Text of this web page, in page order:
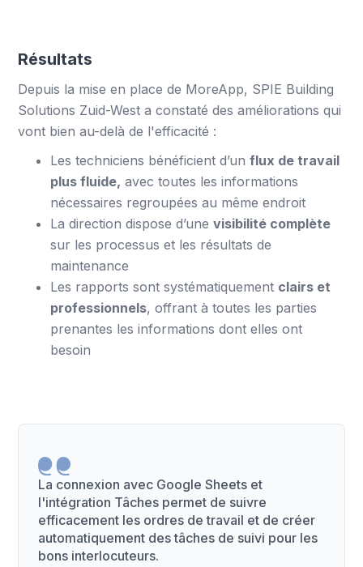
Résultats
Depuis la mise en place de MoreApp, SPIE Building
Solutions Zuid-West a constaté des améliorations qui
vont bien au-delà de l'efficacité :
Les techniciens bénéficient d’unflux de travail
plus fluide, avec toutes les informations
nécessaires regroupées au même endroit
La direction dispose d’unevisibilité complète
sur les processus et les résultats de
maintenance
Les rapports sont systématiquement clairs et
professionnels, offrant à toutes les parties
prenantes les informations dont elles ont
besoin
La connexion avec Google Sheets et
l'intégration Tâches permet de suivre
efficacement les ordres de travail et de créer
automatiquement des tâches de suivi pour les
bons interlocuteurs.